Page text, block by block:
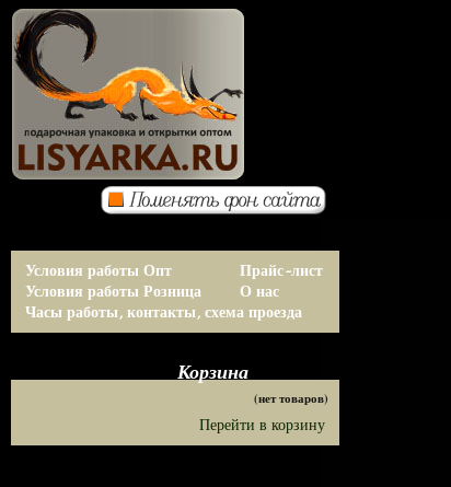
Условия работы Опт
Условия работы Розница
Прайс-лист
О нас
Часы работы, контакты, схема проезда
Корзина
(нет товаров)
Перейти в корзину